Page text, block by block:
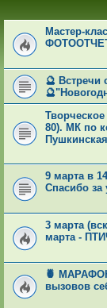
Мастер-
🔮 Встречи
80). МК по
9 марта в
Спасибо за
3 марта
марта -
🍍
вызовов